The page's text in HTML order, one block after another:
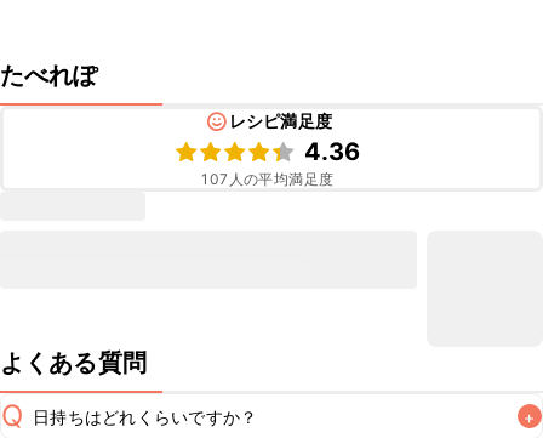
たべれぽ
レシピ満足度
4.36
107 人の平均満足度
よくある質問
Q 日持ちはどれくらいですか？ +